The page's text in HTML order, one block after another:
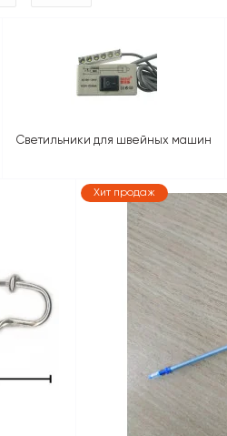
Светильники для швейных машин
Хит продаж